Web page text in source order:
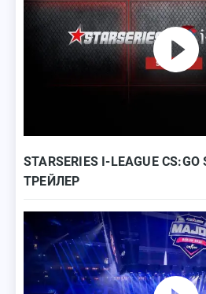
STARSERIES I-LEAGUE CS:GO
ТРЕЙЛЕР